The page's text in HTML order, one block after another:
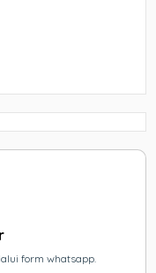
form whatsapp.